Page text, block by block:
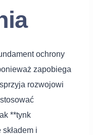
ochrony
zapobiega
rozwojowi
**tynk
i